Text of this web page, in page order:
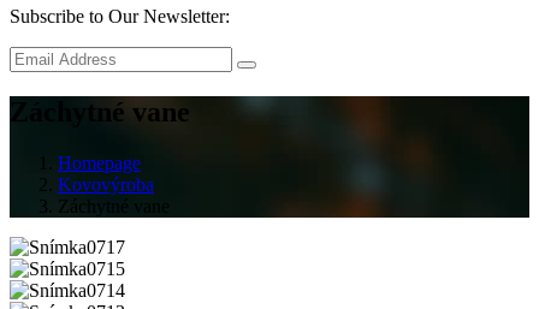
Subscribe to Our Newsletter:
Subscribe
Záchytné vane
Homepage
Kovovýroba
Záchytné vane